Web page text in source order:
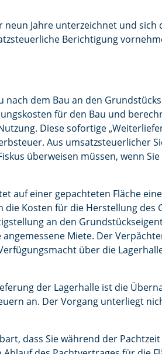
Jahre unterzeichnet und
Berichtigung
dem Bau an den
für den Bau und
Diese sofortige
Aus umsatzsteuerlicher
überweisen müssen, wenn
auf einer gepachteten Fläche
Kosten für die Herstellung des
an den
Miete. Der
über die
der Lagerhalle ist die
an. Der Vorgang unterliegt
dass Sie während der